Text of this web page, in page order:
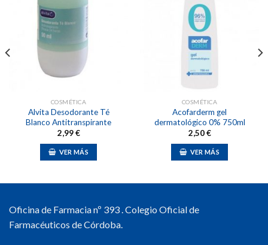
COSMÉTICA
Alvita Desodorante Té
Blanco Antitranspirante
2,99€
VER MÁS
COSMÉTICA
Acofarderm gel
dermatológico 0% 750ml
2,50€
VER MÁS
Oficina de Farmacia nº 393 . Colegio Oficial de
Farmacéuticos de Córdoba.